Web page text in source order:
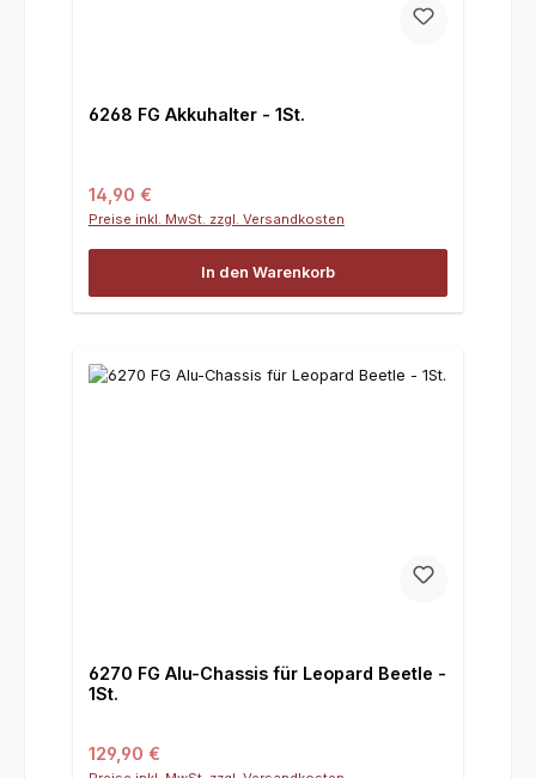
6268 FG Akkuhalter - 1St.
Regulärer Preis:
14,90 €
Preise inkl. MwSt. zzgl. Versandkosten
In den Warenkorb
6270 FG Alu-Chassis für Leopard Beetle -
1St.
Regulärer Preis:
129,90 €